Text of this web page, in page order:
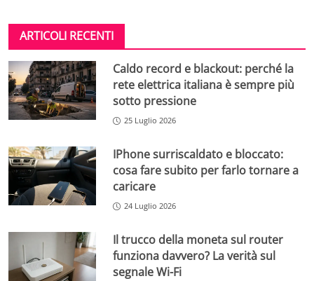
ARTICOLI RECENTI
Caldo record e blackout: perché la
rete elettrica italiana è sempre più
sotto pressione
25 Luglio 2026
IPhone surriscaldato e bloccato:
cosa fare subito per farlo tornare a
caricare
24 Luglio 2026
Il trucco della moneta sul router
funziona davvero? La verità sul
segnale Wi-Fi